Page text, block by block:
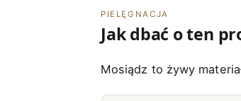
PIELĘGNACJA
Jak dbać o ten
Mosiądz to żywy